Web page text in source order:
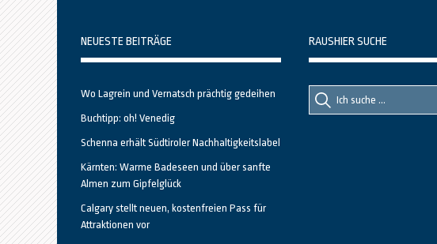
NEUESTE BEITRÄGE
Wo Lagrein und Vernatsch prächtig gedeihen
Buchtipp: oh! Venedig
Schenna erhält Südtiroler Nachhaltigkeitslabel
Kärnten: Warme Badeseen und über sanfte
Almen zum Gipfelglück
Calgary stellt neuen, kostenfreien Pass für
Attraktionen vor
RAUSHIER SUCHE
Suche
nach::
Suche
nach: